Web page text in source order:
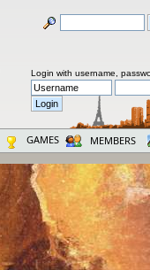
Login with username,
GAMES MEMBERS